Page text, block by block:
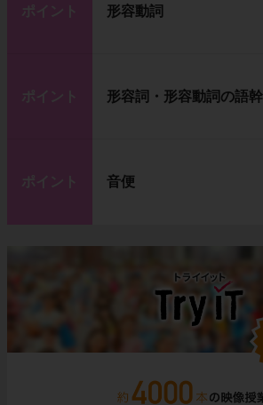
ポイント 形容動詞
ポイント 形容詞・形容動詞の語
ポイント 音便